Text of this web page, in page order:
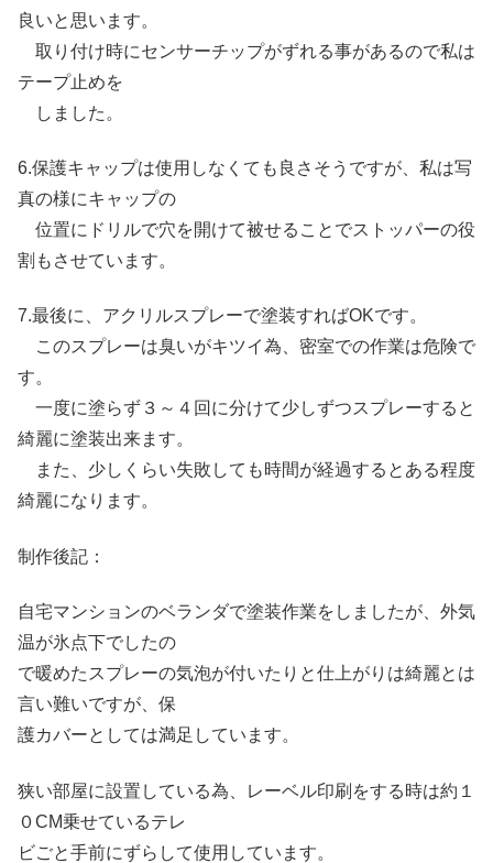
良いと思います。
取り付け時にセンサーチップがずれる事があるので私は
テープ止めを
しました。
6.保護キャップは使用しなくても良さそうですが、私は写
真の様にキャップの
位置にドリルで穴を開けて被せることでストッパーの役
割もさせています。
7.最後に、アクリルスプレーで塗装すればOKです。
このスプレーは臭いがキツイ為、密室での作業は危険で
す。
一度に塗らず３～４回に分けて少しずつスプレーすると
綺麗に塗装出来ます。
また、少しくらい失敗しても時間が経過するとある程度
綺麗になります。
制作後記：
自宅マンションのベランダで塗装作業をしましたが、外気
温が氷点下でしたの
で暖めたスプレーの気泡が付いたりと仕上がりは綺麗とは
言い難いですが、保
護カバーとしては満足しています。
狭い部屋に設置している為、レーベル印刷をする時は約１
０CM乗せているテレ
ビごと手前にずらして使用しています。